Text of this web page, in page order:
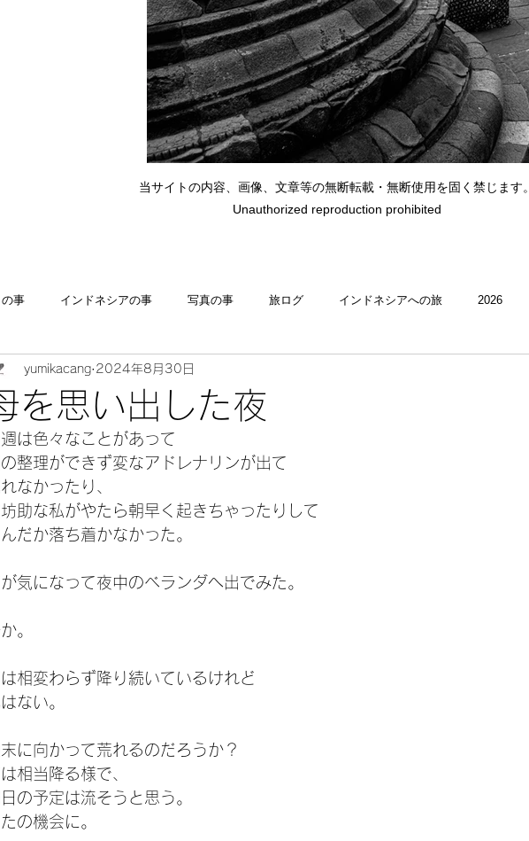
当サイトの内容、画像、文章等の無断転載・無断使用を固く禁じます。
Unauthorized reproduction prohibited
の事 インドネシアの事 写真の事 旅ログ インドネシアへの旅 2026
いしん坊 blog お料理・memasak
を思い出した夜
yumikacang 2024年8月30日
は色々なことがあって
整理ができず変なアドレナリンが出て
なかったり、
助な私がやたら朝早く起きちゃったりして
だか落ち着かなかった。
気になって夜中のベランダへ出でみた。
。
相変わらず降り続いているけれど
ない。
に向かって荒れるのだろうか？
相当降る様で、
の予定は流そうと思う。
の機会に。